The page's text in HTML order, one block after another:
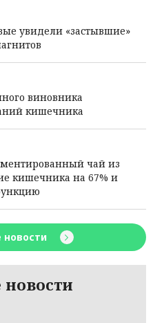
увидели «застывшие»
виновника
кишечника
чай из
кишечника на 67% и
новости